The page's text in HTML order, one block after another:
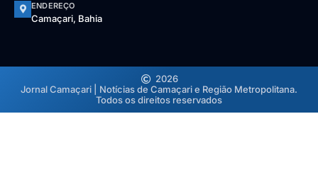
ENDEREÇO
Camaçari, Bahia
2026
Jornal Camaçari | Notícias de Camaçari e Região Metropolitana.
Todos os direitos reservados